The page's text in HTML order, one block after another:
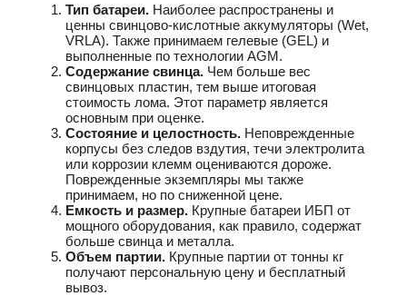
Тип батареи. Наиболее распространены и
ценны свинцово-кислотные аккумуляторы (Wet,
VRLA). Также принимаем гелевые (GEL) и
выполненные по технологии AGM.
Содержание свинца. Чем больше вес
свинцовых пластин, тем выше итоговая
стоимость лома. Этот параметр является
основным при оценке.
Состояние и целостность. Неповрежденные
корпусы без следов вздутия, течи электролита
или коррозии клемм оцениваются дороже.
Поврежденные экземпляры мы также
принимаем, но по сниженной цене.
Емкость и размер. Крупные батареи ИБП от
мощного оборудования, как правило, содержат
больше свинца и металла.
Объем партии. Крупные партии от тонны кг
получают персональную цену и бесплатный
вывоз.